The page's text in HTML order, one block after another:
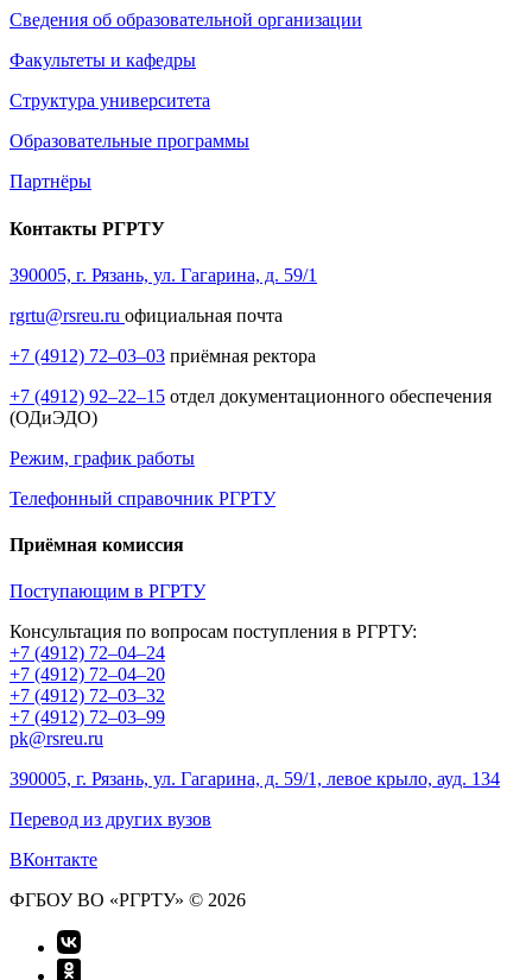
Сведения об образовательной организации
Факультеты и кафедры
Структура университета
Образовательные программы
Партнёры
Контакты РГРТУ
390005, г. Рязань, ул. Гагарина, д. 59/1
rgrtu@rsreu.ru официальная почта
+7 (4912) 72–03–03 приёмная ректора
+7 (4912) 92–22–15 отдел документационного обеспечения
(ОДиЭДО)
Режим, график работы
Телефонный справочник РГРТУ
Приёмная комиссия
Поступающим в РГРТУ
Консультация по вопросам поступления в РГРТУ:
+7 (4912) 72–04–24
+7 (4912) 72–04–20
+7 (4912) 72–03–32
+7 (4912) 72–03–99
pk@rsreu.ru
390005, г. Рязань, ул. Гагарина, д. 59/1, левое крыло, ауд. 134
Перевод из других вузов
ВКонтакте
ФГБОУ ВО «РГРТУ» © 2026